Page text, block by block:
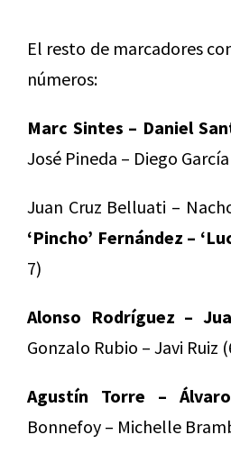
El resto de marcadores
números:
Marc Sintes – Daniel
José Pineda – Diego
Juan Cruz Belluati –
‘Pincho’ Fernández –
7)
Alonso Rodríguez –
Gonzalo Rubio – Javi Ruiz
Agustín Torre –
Bonnefoy – Michelle